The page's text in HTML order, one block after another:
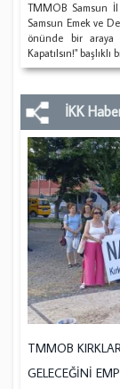
TMMOB Samsun
Samsun Emek ve
önünde bir araya
Kapatılsın!" başlıklı
İKK
TMMOB
GELECEĞİNİ